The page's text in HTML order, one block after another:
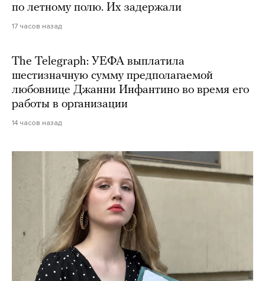
по летному полю. Их задержали
17 часов назад
The Telegraph: УЕФА выплатила
шестизначную сумму предполагаемой
любовнице Джанни Инфантино во время его
работы в организации
14 часов назад